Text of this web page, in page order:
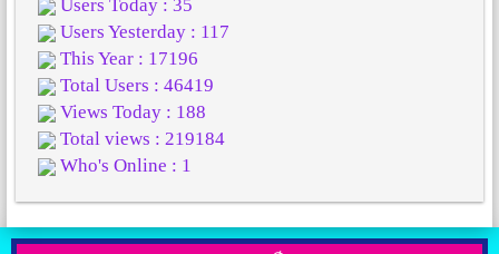
Users Today : 35
Users Yesterday : 117
This Year : 17196
Total Users : 46419
Views Today : 188
Total views : 219184
Who's Online : 1